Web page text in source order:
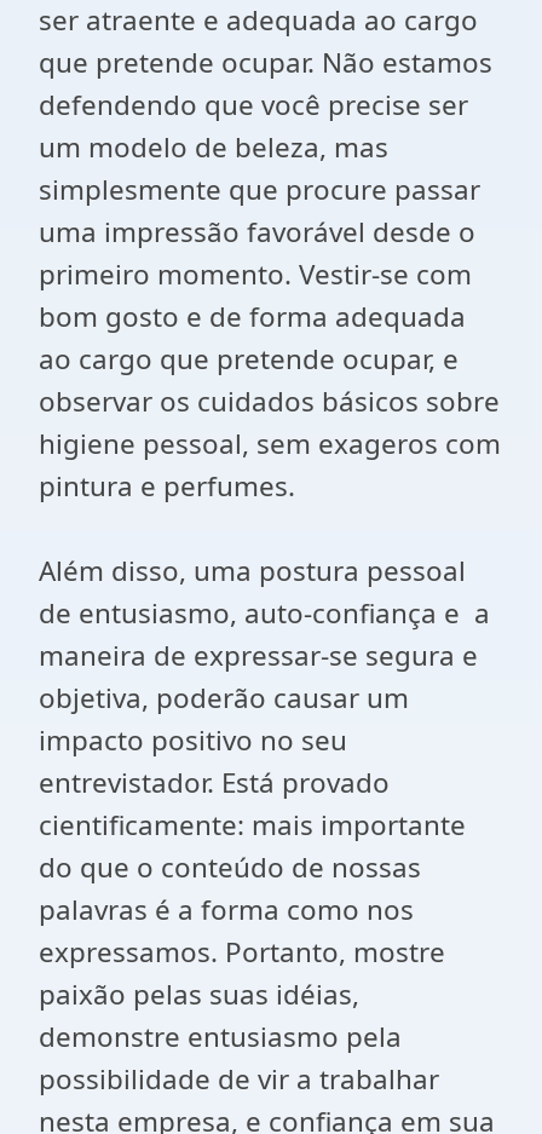
ser atraente e adequada ao cargo
que pretende ocupar. Não estamos
defendendo que você precise ser
um modelo de beleza, mas
simplesmente que procure passar
uma impressão favorável desde o
primeiro momento. Vestir-se com
bom gosto e de forma adequada
ao cargo que pretende ocupar, e
observar os cuidados básicos sobre
higiene pessoal, sem exageros com
pintura e perfumes.
Além disso, uma postura pessoal
de entusiasmo, auto-confiança e a
maneira de expressar-se segura e
objetiva, poderão causar um
impacto positivo no seu
entrevistador. Está provado
cientificamente: mais importante
do que o conteúdo de nossas
palavras é a forma como nos
expressamos. Portanto, mostre
paixão pelas suas idéias,
demonstre entusiasmo pela
possibilidade de vir a trabalhar
nesta empresa, e confiança em sua